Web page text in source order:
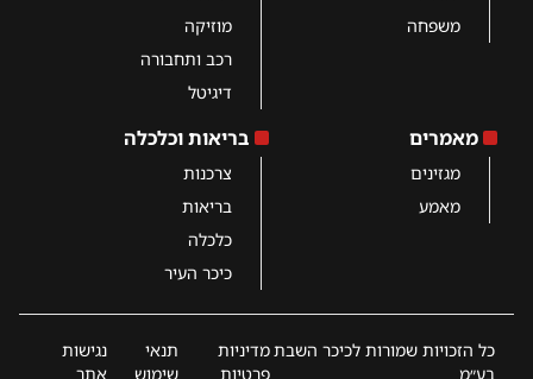
משפחה
מוזיקה
רכב ותחבורה
דיגיטל
מאמרים
מגזינים
מאמע
בריאות וכלכלה
צרכנות
בריאות
כלכלה
כיכר העיר
כל הזכויות שמורות לכיכר השבת
בע״מ
מדיניות
פרטיות
תנאי
שימוש
נגישות
אתר